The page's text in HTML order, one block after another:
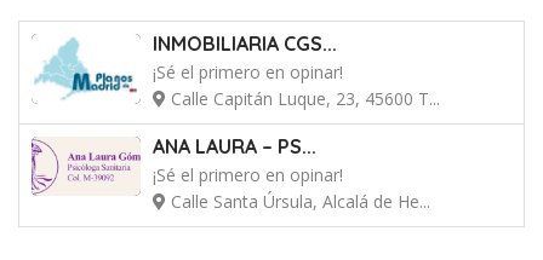
INMOBILIARIA CGS...
¡Sé el primero en opinar!
Calle Capitán Luque, 23, 45600 T...
ANA LAURA – PS...
¡Sé el primero en opinar!
Calle Santa Úrsula, Alcalá de He...